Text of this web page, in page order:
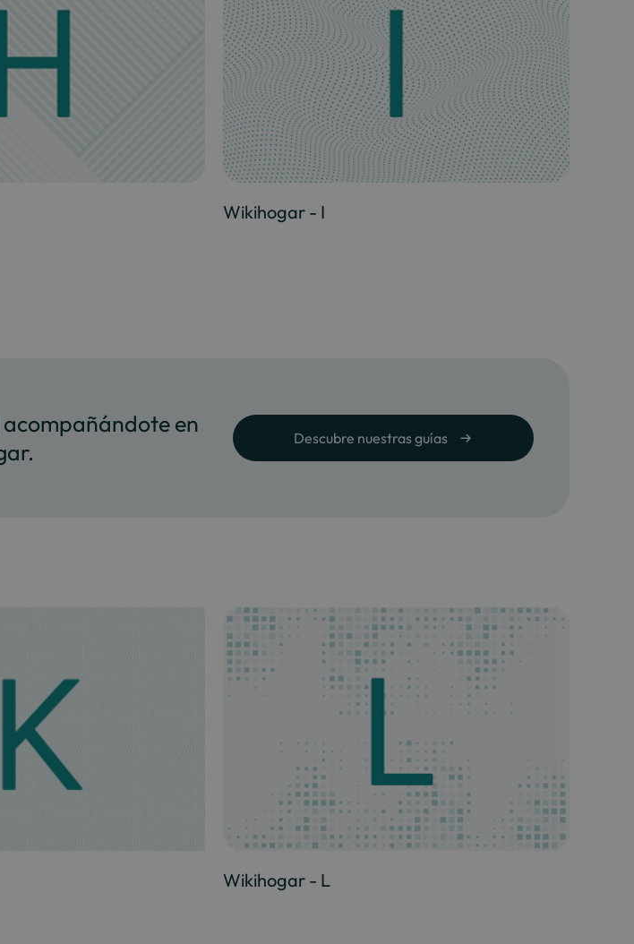
Wikihogar - I
en
Descubre nuestras guías
Wikihogar - L